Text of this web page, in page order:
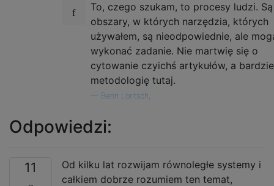
To, czego szukam, to procesy ludzi.
obszary, w których narzędzia, których
używałem, są nieodpowiednie, ale
wykonać zadanie. Nie martwię się o
cytowanie czyichś artykułów, a
metodologię tutaj.
Berin Loritsch,
Odpowiedzi:
11
Od kilku lat rozwijam równoległe systemy i
całkiem dobrze rozumiem ten temat,